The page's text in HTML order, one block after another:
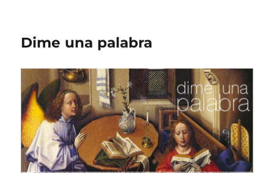
Dime una palabra